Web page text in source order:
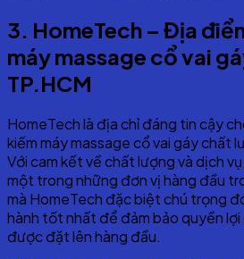
3. HomeTech – Địa
máy massage cổ vai
TP.HCM
HomeTech là địa chỉ đáng tin cậy
kiếm máy massage cổ vai gáy chất
Với cam kết về chất lượng và dịch
một trong những đơn vị hàng đầu
mà HomeTech đặc biệt chú trọng
hành tốt nhất để đảm bảo quyền lợi
được đặt lên hàng đầu.